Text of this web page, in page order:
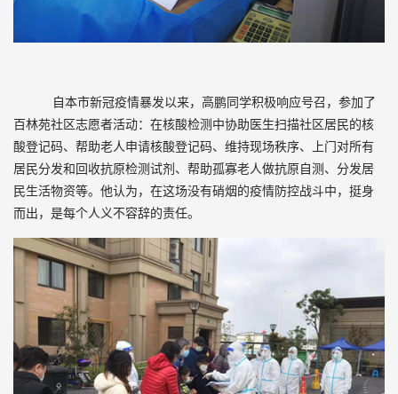
自本市新冠疫情暴发以来，高鹏同学积极响应号召，参加了
百林苑社区志愿者活动：在核酸检测中协助医生扫描社区居民的核
酸登记码、帮助老人申请核酸登记码、维持现场秩序、上门对所有
居民分发和回收抗原检测试剂、帮助孤寡老人做抗原自测、分发居
民生活物资等。他认为，在这场没有硝烟的疫情防控战斗中，挺身
而出，是每个人义不容辞的责任。